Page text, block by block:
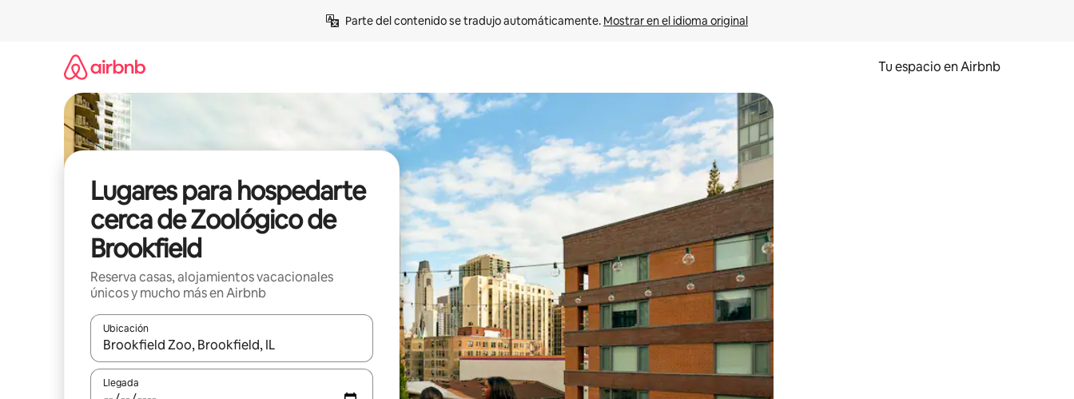
Parte del contenido se tradujo automáticamente. Mostrar en el idioma original
Tu espacio en Airbnb
Lugares para hospedarte
cerca de Zoológico de
Brookfield
Reserva casas, alojamientos vacacionales
únicos y mucho más en Airbnb
Ubicación
Cuando los resultados estén disponibles, podrás navegar usando las teclas de las flechas hacia arriba y hacia abajo, o bien tocando y deslizando la pantalla.
Llegada